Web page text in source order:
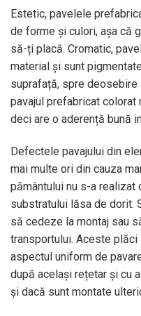
Estetic, pavelele
de forme și culori, așa că
să-ți placă. Cromatic,
material și sunt
suprafață, spre deosebire
pavajul prefabricat colorat
deci are o aderență bună
Defectele pavajului din
mai multe ori din cauza
pământului nu s-a
substratului lăsa de dorit.
să cedeze la montaj sau
transportului. Aceste
aspectul uniform de
după același rețetar și cu
și dacă sunt montate